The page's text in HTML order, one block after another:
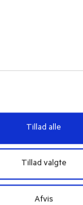
Tillad alle
Tillad valgte
Afvis